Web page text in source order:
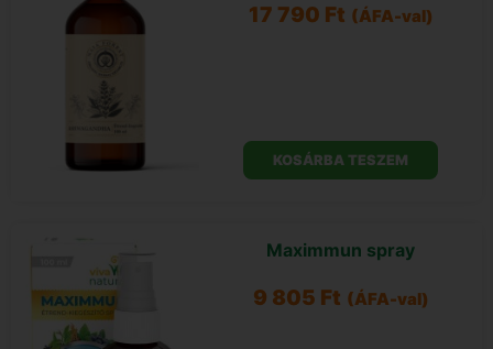
17 790 Ft (ÁFA-val)
KOSÁRBA TESZEM
Maximmun spray
9 805 Ft (ÁFA-val)